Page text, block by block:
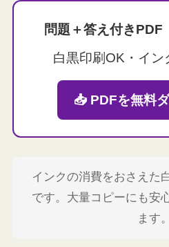
問題＋答え付きPDF
白黒印刷OK・イン
📥 PDFを無料
インクの消費をおさえた
です。大量コピーにも安
ます。